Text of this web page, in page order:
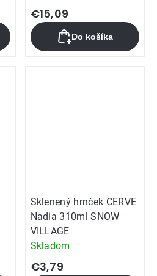
€15,09
Do košíka
Sklenený hrnček CERVE
Nadia 310ml SNOW
VILLAGE
Skladom
€3,79